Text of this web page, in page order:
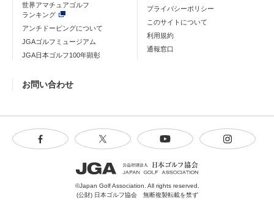
世界アマチュアゴルフ
ランキング
アンチドーピングについて
JGAゴルフミュージアム
JGA日本ゴルフ100年顕彰
プライバシーポリシー
このサイトについて
利用規約
通報窓口
お問い合わせ
©Japan Golf Association. All rights reserved.
(公財) 日本ゴルフ協会 無断複製転載を禁ず